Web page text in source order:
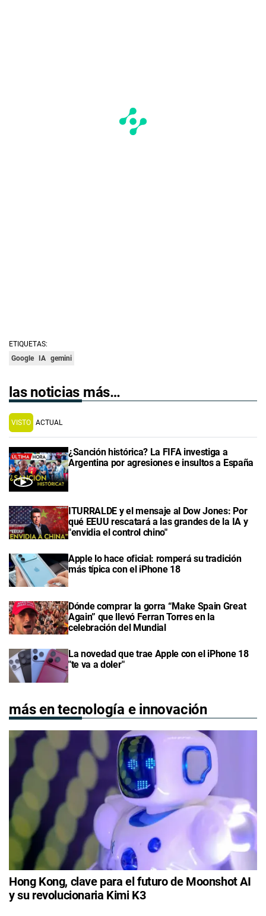
ETIQUETAS:
Google
IA gemini
las noticias más…
VISTO ACTUAL
¿Sanción histórica? La FIFA investiga a
Argentina por agresiones e insultos a España
ITURRALDE y el mensaje al Dow Jones: Por
qué EEUU rescatará a las grandes de la IA y
"envidia el control chino"
Apple lo hace oficial: romperá su tradición
más típica con el iPhone 18
Dónde comprar la gorra “Make Spain Great
Again” que llevó Ferran Torres en la
celebración del Mundial
La novedad que trae Apple con el iPhone 18
"te va a doler"
más en tecnología e innovación
Hong Kong, clave para el futuro de Moonshot AI
y su revolucionaria Kimi K3